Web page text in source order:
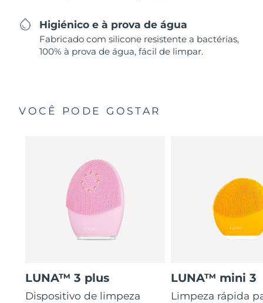
Higiénico e à prova de água
Fabricado com silicone resistente a bactérias,
100% à prova de água, fácil de limpar.
VOCÊ PODE GOSTAR
LUNA™ 3 plus
Dispositivo de limpeza
LUNA™ mini 3
Limpeza rápida